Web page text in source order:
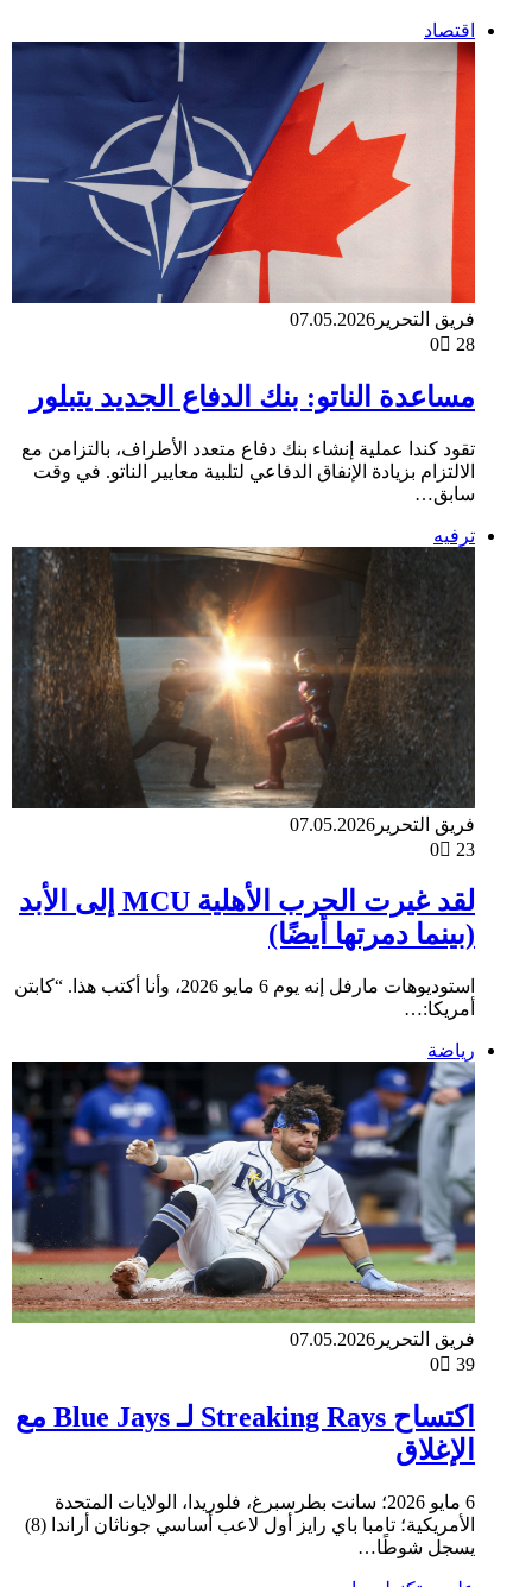
اقتصاد
فريق التحرير 07.05.2026
0
28
مساعدة الناتو: بنك الدفاع الجديد يتبلور
تقود كندا عملية إنشاء بنك دفاع متعدد الأطراف، بالتزامن مع
الالتزام بزيادة الإنفاق الدفاعي لتلبية معايير الناتو. في وقت
سابق…
ترفيه
فريق التحرير 07.05.2026
0
23
لقد غيرت الحرب الأهلية MCU إلى الأبد
(بينما دمرتها أيضًا)
استوديوهات مارفل إنه يوم 6 مايو 2026، وأنا أكتب هذا. “كابتن
أمريكا:…
رياضة
فريق التحرير 07.05.2026
0
39
اكتساح Streaking Rays لـ Blue Jays مع
الإغلاق
6 مايو 2026؛ سانت بطرسبرغ، فلوريدا، الولايات المتحدة
الأمريكية؛ تامبا باي رايز أول لاعب أساسي جوناثان أراندا (8)
يسجل شوطًا…